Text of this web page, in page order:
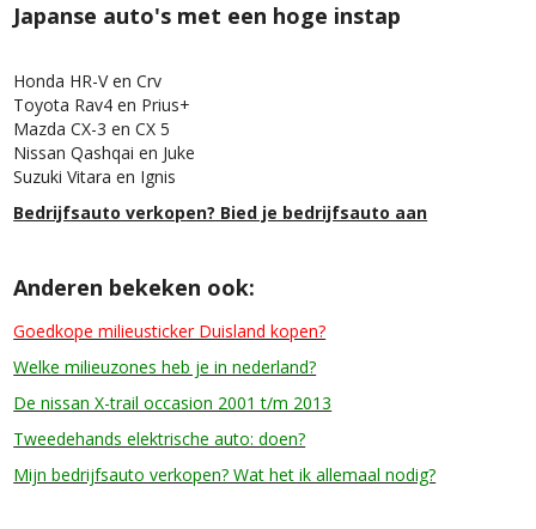
Japanse auto's met een hoge instap
Honda HR-V en Crv
Toyota Rav4 en Prius+
Mazda CX-3 en CX 5
Nissan Qashqai en Juke
Suzuki Vitara en Ignis
Bedrijfsauto verkopen? Bied je bedrijfsauto aan
Anderen bekeken ook:
Goedkope milieusticker Duisland kopen?
Welke milieuzones heb je in nederland?
De nissan X-trail occasion 2001 t/m 2013
Tweedehands elektrische auto: doen?
Mijn bedrijfsauto verkopen? Wat het ik allemaal nodig?